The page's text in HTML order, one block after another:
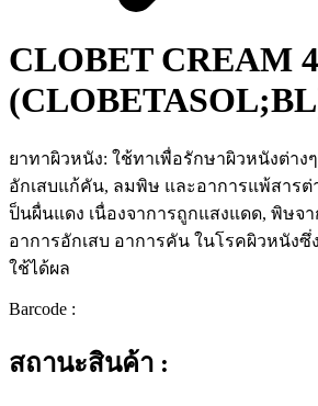
CLOBET CREAM
ยาทาผิวหนัง: ใช้ทาเพื่อรักษาผิวหนังต่าง
อักเสบแก้คัน, ลมพิษ และอาการแพ้สารต่
ป็นผื่นแดง เนื่องจาการถูกแสงแดด, พิษจ
อาการอักเสบ อาการคัน ในโรคผิวหนังซึ่
ใช้ได้ผล
Barcode :
สถานะสินค้า :